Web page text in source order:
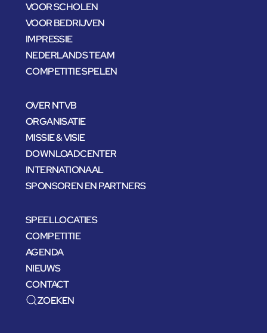
VOOR SCHOLEN
VOOR BEDRIJVEN
IMPRESSIE
NEDERLANDS TEAM
COMPETITIE SPELEN
OVER NTVB
ORGANISATIE
MISSIE & VISIE
DOWNLOADCENTER
INTERNATIONAAL
SPONSOREN EN PARTNERS
SPEELLOCATIES
COMPETITIE
AGENDA
NIEUWS
CONTACT
ZOEKEN